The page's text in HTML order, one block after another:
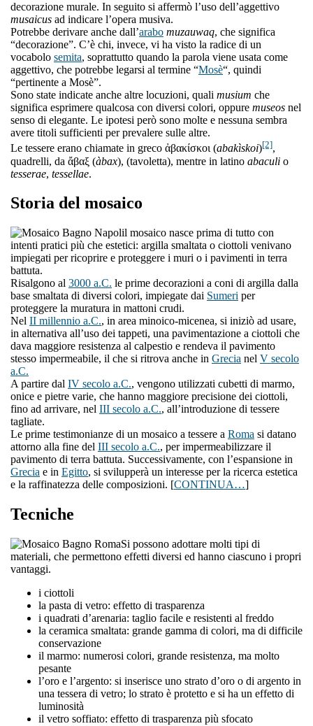
decorazione murale. In seguito si affermò l’uso dell’aggettivo
musaicus ad indicare l’opera musiva.
Potrebbe derivare anche dall’arabo muzauwaq, che significa
“decorazione”. C’è chi, invece, vi ha visto la radice di un
vocabolo semita, soprattutto quando la parola viene usata come
aggettivo, che potrebbe legarsi al termine “Mosè“, quindi
“pertinente a Mosè”.
Sono state indicate anche altre locuzioni, quali musium che
significa esprimere qualcosa con diversi colori, oppure museos nel
senso di elegante. Le ipotesi però sono molte e nessuna sembra
avere titoli sufficienti per prevalere sulle altre.
Le tessere erano chiamate in greco ἀβακίσκοι (abakìskoi)[2],
quadrelli, da ἄβαξ (àbax), (tavoletta), mentre in latino abaculi o
tesserae, tessellae.
Storia del mosaico
l mosaico nasce prima di tutto con
intenti pratici più che estetici: argilla smaltata o ciottoli venivano
impiegati per ricoprire e proteggere i muri o i pavimenti in terra
battuta.
Risalgono al 3000 a.C. le prime decorazioni a coni di argilla dalla
base smaltata di diversi colori, impiegate dai Sumeri per
proteggere la muratura in mattoni crudi.
Nel II millennio a.C., in area minoico-micenea, si iniziò ad usare,
in alternativa all’uso dei tappeti, una pavimentazione a ciottoli che
dava maggiore resistenza al calpestio e rendeva il pavimento
stesso impermeabile, il che si ritrova anche in Grecia nel V secolo
a.C.
A partire dal IV secolo a.C., vengono utilizzati cubetti di marmo,
onice e pietre varie, che hanno maggiore precisione dei ciottoli,
fino ad arrivare, nel III secolo a.C., all’introduzione di tessere
tagliate.
Le prime testimonianze di un mosaico a tessere a Roma si datano
attorno alla fine del III secolo a.C., per impermeabilizzare il
pavimento di terra battuta. Successivamente, con l’espansione in
Grecia e in Egitto, si svilupperà un interesse per la ricerca estetica
e la raffinatezza delle composizioni. [CONTINUA…]
Tecniche
Si possono adottare molti tipi di
materiali, che permettono effetti diversi ed hanno ciascuno i propri
vantaggi.
i ciottoli
la pasta di vetro: effetto di trasparenza
i quadrati d’arenaria: taglio facile e resistenti al freddo
la ceramica smaltata: grande gamma di colori, ma di difficile
conservazione
il marmo: numerosi colori, grande resistenza, ma molto
pesante
l’oro e l’argento: si inserisce uno strato d’oro o di argento in
una tessera di vetro; lo strato è protetto e si ha un effetto di
luminosità
il vetro soffiato: effetto di trasparenza più sfocato